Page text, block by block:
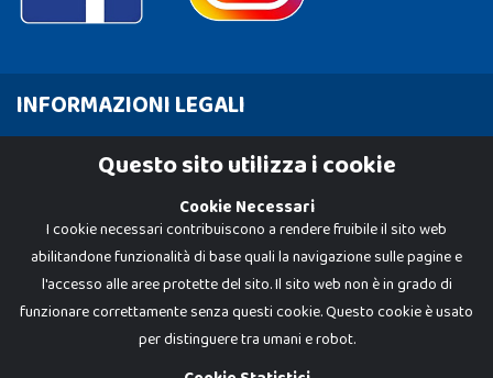
INFORMAZIONI LEGALI
Cookie PolicyQuesto sito utilizza i cookie
Cookie Necessari
I cookie necessari contribuiscono a rendere fruibile il sito web
abilitandone funzionalità di base quali la navigazione sulle pagine e
l'accesso alle aree protette del sito. Il sito web non è in grado di
funzionare correttamente senza questi cookie. Questo cookie è usato
per distinguere tra umani e robot.